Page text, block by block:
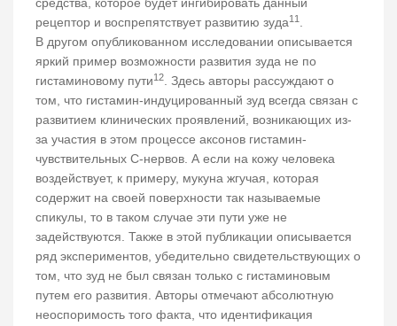
средства, которое будет ингибировать данный
рецептор и воспрепятствует развитию зуда11 .
В другом опубликованном исследовании описывается
яркий пример возможности развития зуда не по
гистаминовому пути12. Здесь авторы рассуждают о
том, что гистамин-индуцированный зуд всегда связан с
развитием клинических проявлений, возникающих из-
за участия в этом процессе аксонов гистамин-
чувствительных С-нервов. А если на кожу человека
воздействует, к примеру, мукуна жгучая, которая
содержит на своей поверхности так называемые
спикулы, то в таком случае эти пути уже не
задействуются. Также в этой публикации описывается
ряд экспериментов, убедительно свидетельствующих о
том, что зуд не был связан только с гистаминовым
путем его развития. Авторы отмечают абсолютную
неоспоримость того факта, что идентификация